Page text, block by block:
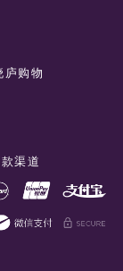
庐购物
渠道